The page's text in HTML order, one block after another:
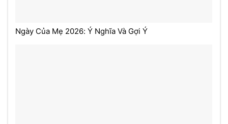
Ngày Của Mẹ 2026: Ý Nghĩa Và Gợi Ý